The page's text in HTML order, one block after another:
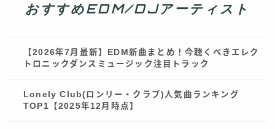
おすすめEDM/DJアーティスト
【2026年7月最新】EDM新曲まとめ！今聴くべきエレク
トロニックダンスミュージック注目トラック
Lonely Club(ロンリー・クラブ)人気曲ランキング
TOP1【2025年12月時点】